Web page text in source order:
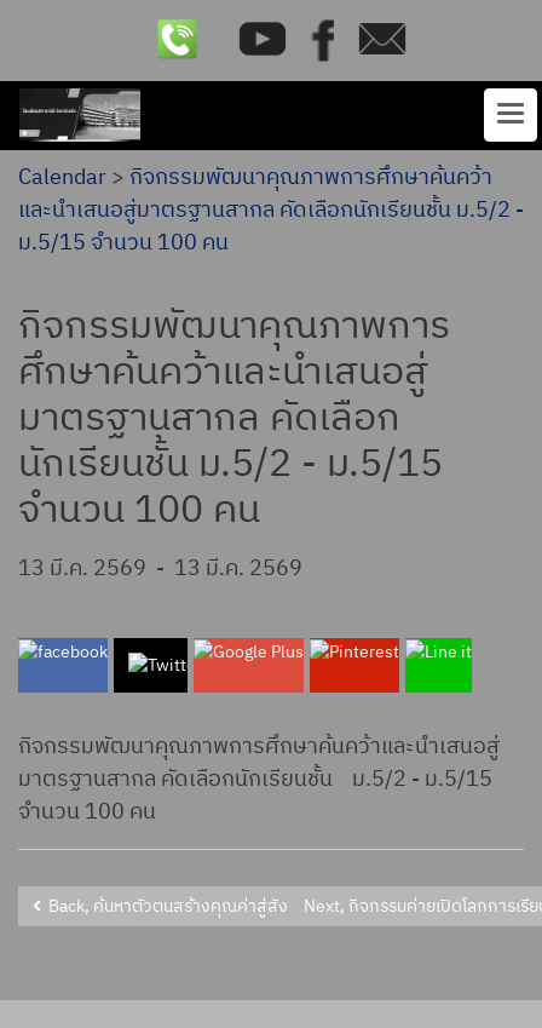
Calendar> กิจกรรมพัฒนาคุณภาพการศึกษาค้นคว้า
และนำเสนอสู่มาตรฐานสากล คัดเลือกนักเรียนชั้น ม.5/2 -
ม.5/15 จำนวน 100 คน
กิจกรรมพัฒนาคุณภาพการ
ศึกษาค้นคว้าและนำเสนอสู่
มาตรฐานสากล คัดเลือก
นักเรียนชั้น ม.5/2 - ม.5/15
จำนวน 100 คน
13 มี.ค. 2569 - 13 มี.ค. 2569
กิจกรรมพัฒนาคุณภาพการศึกษาค้นคว้าและนำเสนอสู่
มาตรฐานสากล คัดเลือกนักเรียนชั้น ม.5/2 - ม.5/15
จำนวน 100 คน
Back, ค้นหาตัวตนสร้างคุณค่าสู่สังคม ม.3/9